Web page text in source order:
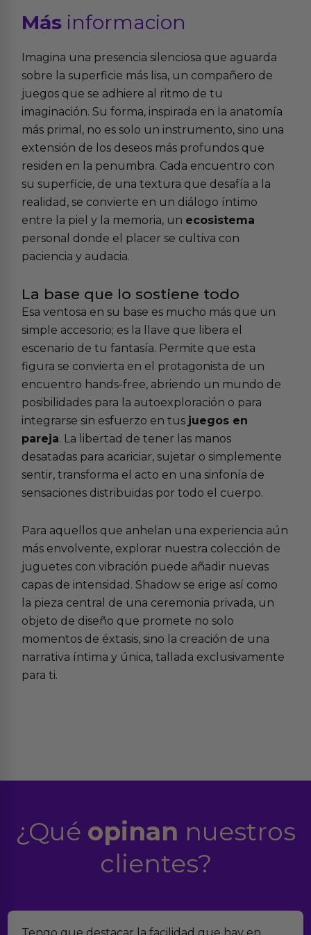
Más informacion
Imagina una presencia silenciosa que aguarda
sobre la superficie más lisa, un compañero de
juegos que se adhiere al ritmo de tu
imaginación. Su forma, inspirada en la anatomía
más primal, no es solo un instrumento, sino una
extensión de los deseos más profundos que
residen en la penumbra. Cada encuentro con
su superficie, de una textura que desafía a la
realidad, se convierte en un diálogo íntimo
entre la piel y la memoria, un ecosistema
personal donde el placer se cultiva con
paciencia y audacia.
La base que lo sostiene todo
Esa ventosa en su base es mucho más que un
simple accesorio; es la llave que libera el
escenario de tu fantasía. Permite que esta
figura se convierta en el protagonista de un
encuentro hands-free, abriendo un mundo de
posibilidades para la autoexploración o para
integrarse sin esfuerzo en tus juegos en
pareja. La libertad de tener las manos
desatadas para acariciar, sujetar o simplemente
sentir, transforma el acto en una sinfonía de
sensaciones distribuidas por todo el cuerpo.
Para aquellos que anhelan una experiencia aún
más envolvente, explorar nuestra colección de
juguetes con vibración puede añadir nuevas
capas de intensidad. Shadow se erige así como
la pieza central de una ceremonia privada, un
objeto de diseño que promete no solo
momentos de éxtasis, sino la creación de una
narrativa íntima y única, tallada exclusivamente
para ti.
¿Qué opinan nuestros
clientes?